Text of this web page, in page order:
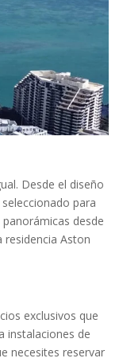
Desde el diseño
para
desde
Aston
exclusivos que
instalaciones de
necesites reservar